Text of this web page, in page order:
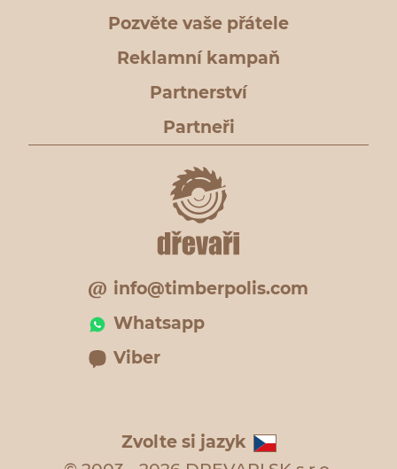
Pozvěte vaše přátele
Reklamní kampaň
Partnerství
Partneři
info@timberpolis.com
Whatsapp
Viber
Zvolte si jazyk